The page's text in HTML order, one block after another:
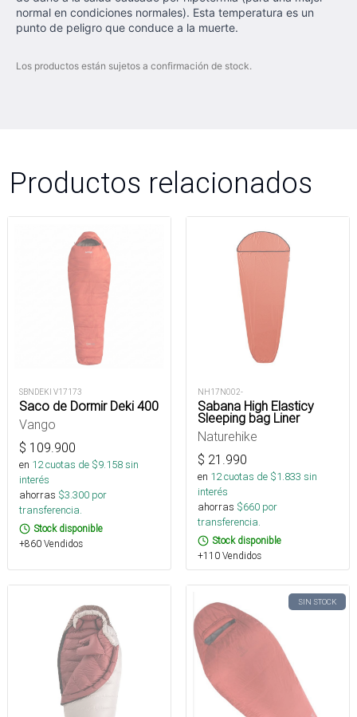
normal en condiciones normales). Esta temperatura es un
punto de peligro que conduce a la muerte.
Los productos están sujetos a confirmación de stock.
Productos relacionados
SBNDEKI V17173
Saco de Dormir Deki 400
Vango
$ 109.900
en 12cuotas de $9.158sin
interés
ahorras $3.300 por
transferencia.
Stock disponible
+860 Vendidos
NH17N002-
Sabana High Elasticy
Sleeping bag Liner
Naturehike
$ 21.990
en 12cuotas de $1.833 sin
interés
ahorras $660 por
transferencia.
Stock disponible
+110 Vendidos
SIN STOCK